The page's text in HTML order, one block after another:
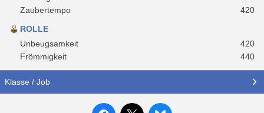
Zaubertempo
420
ROLLE
Unbeugsamkeit
420
Frömmigkeit
440
Klasse / Job